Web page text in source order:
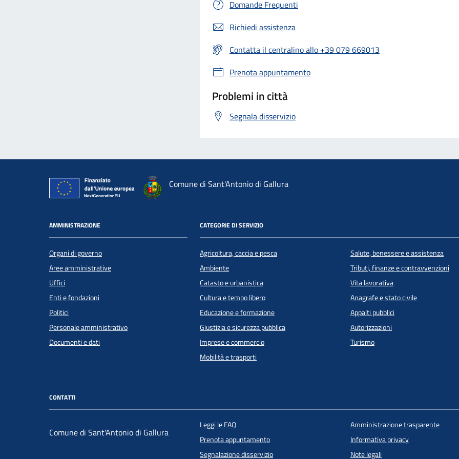
Domande Frequenti
Richiedi assistenza
Contatta il centralino allo +39 079 669013
Prenota appuntamento
Problemi in città
Segnala disservizio
Comune di Sant'Antonio di Gallura
AMMINISTRAZIONE
Organi di governo
Aree amministrative
Uffici
Enti e fondazioni
Politici
Personale amministrativo
Documenti e dati
CATEGORIE DI SERVIZIO
Agricoltura, caccia e pesca
Ambiente
Catasto e urbanistica
Cultura e tempo libero
Educazione e formazione
Giustizia e sicurezza pubblica
Imprese e commercio
Mobilità e trasporti
Salute, benessere e assistenza
Tributi, finanze e contravvenzioni
Vita lavorativa
Anagrafe e stato civile
Appalti pubblici
Autorizzazioni
Turismo
CONTATTI
Comune di Sant'Antonio di Gallura
Leggi le FAQ
Prenota appuntamento
Segnalazione disservizio
Amministrazione trasparente
Informativa privacy
Note legali